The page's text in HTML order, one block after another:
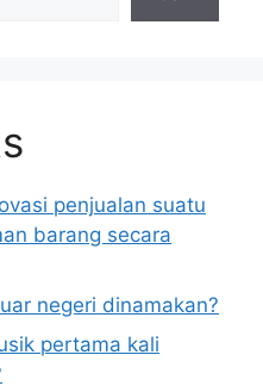
penjualan suatu
barang secara
negeri dinamakan?
pertama kali